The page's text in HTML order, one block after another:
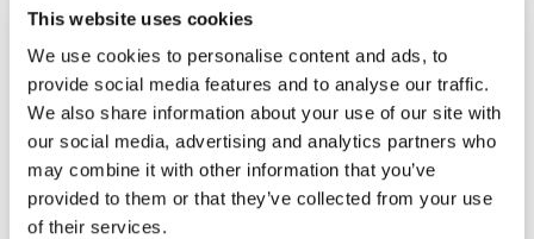
This website uses cookies
We use cookies to personalise content and ads, to
provide social media features and to analyse our traffic.
We also share information about your use of our site with
our social media, advertising and analytics partners who
may combine it with other information that you’ve
provided to them or that they’ve collected from your use
of their services.
Güvenlik kodlarını buraya
yazınız
Gönder